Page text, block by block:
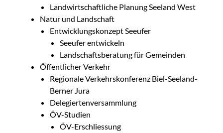
Landwirtschaftliche Planung Seeland West
Natur und Landschaft
Entwicklungskonzept Seeufer
Seeufer entwickeln
Landschaftsberatung für Gemeinden
Öffentlicher Verkehr
Regionale Verkehrskonferenz Biel-Seeland-
Berner Jura
Delegiertenversammlung
ÖV-Studien
ÖV-Erschliessung